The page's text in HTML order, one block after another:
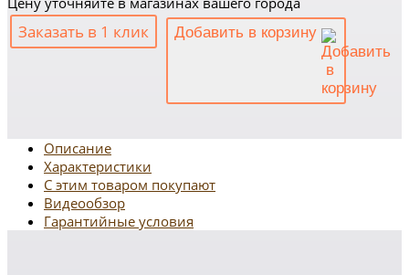
Заказать в 1 клик Добавить в корзину
Описание
Характеристики
С этим товаром покупают
Видеообзор
Гарантийные условия